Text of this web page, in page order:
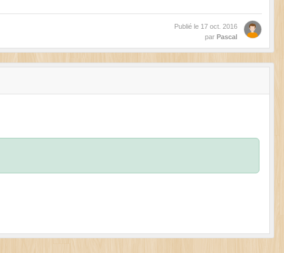
Publié le 17 oct. 2016
par Pascal